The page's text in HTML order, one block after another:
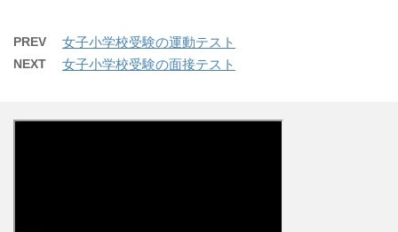
PREV 女子小学校受験の運動テスト
NEXT 女子小学校受験の面接テスト